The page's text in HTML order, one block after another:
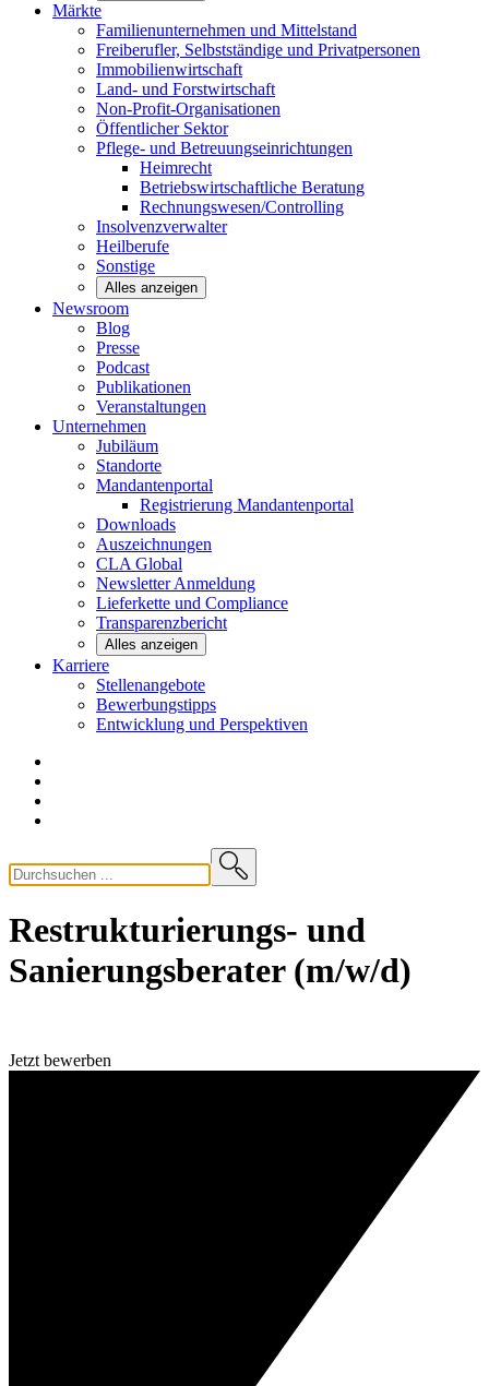
Märkte
Familienunternehmen und Mittelstand
Freiberufler, Selbstständige und Privatpersonen
Immobilienwirtschaft
Land- und Forstwirtschaft
Non-Profit-Organisationen
Öffentlicher Sektor
Pflege- und Betreuungseinrichtungen
Heimrecht
Betriebswirtschaftliche Beratung
Rechnungswesen/Controlling
Insolvenzverwalter
Heilberufe
Sonstige
Alles anzeigen
Newsroom
Blog
Presse
Podcast
Publikationen
Veranstaltungen
Unternehmen
Jubiläum
Standorte
Mandantenportal
Registrierung Mandantenportal
Downloads
Auszeichnungen
CLAGlobal
NewsletterAnmeldung
Lieferkette und Compliance
Transparenzbericht
Alles anzeigen
Karriere
Stellenangebote
Bewerbungstipps
Entwicklung und Perspektiven
Restrukturierungs- und
Sanierungsberater (m/w/d)
Jetzt bewerben